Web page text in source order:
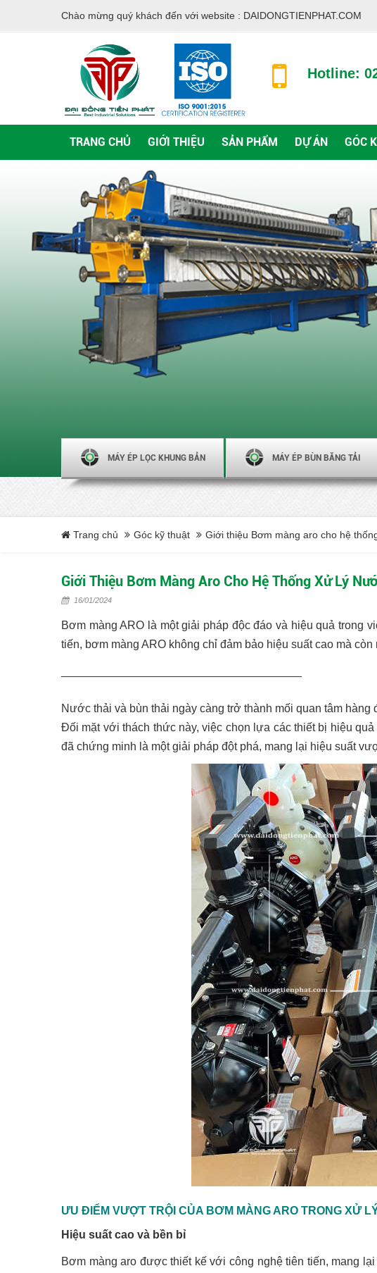
Chào mừng quý khách đến với website : DAIDONGTIENPHAT.COM
Hotline:
TRANG CHỦ GIỚI THIỆU SẢN PHẨM DỰ ÁN GÓC
MÁY ÉP LỌC KHUNG BẢN MÁY ÉP BÙN BĂNG TẢI
Trang chủ Góc kỹ thuật Giới thiệu Bơm màng aro cho hệ
Giới Thiệu Bơm Màng Aro Cho Hệ Thống Xử Lý
16/01/2024
Bơm màng ARO là một giải pháp độc đáo và hiệu quả
tiến, bơm màng ARO không chỉ đảm bảo hiệu suất cao mà
Nước thải và bùn thải ngày càng trở thành mối quan tâm
Đối mặt với thách thức này, việc chọn lựa các thiết bị hiệu
đã chứng minh là một giải pháp đột phá, mang lại hiệu suất
ƯU ĐIỂM VƯỢT TRỘI CỦA BƠM MÀNG ARO TRONG XỬ
Hiệu suất cao và bền bỉ
Bơm màng aro được thiết kế với công nghệ tiên tiến, mang